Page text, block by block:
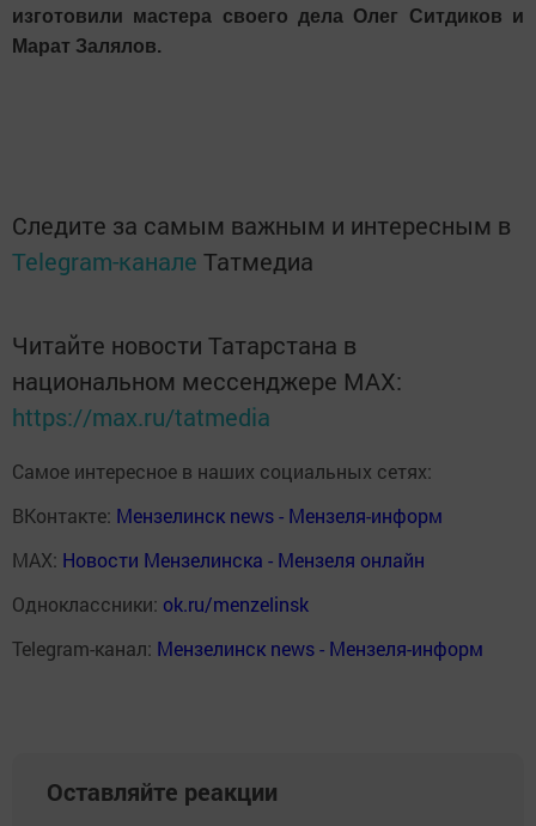
изготовили мастера своего дела Олег Ситдиков и
Марат Залялов.
Следите за самым важным и интересным в
Telegram-канале Татмедиа
Читайте новости Татарстана в
национальном мессенджере MАХ:
https://max.ru/tatmedia
Самое интересное в наших социальных сетях:
ВКонтакте: Мензелинск news - Мензеля-информ
MAX: Новости Мензелинска - Мензеля онлайн
Одноклассники: ok.ru/menzelinsk
Telegram-канал: Мензелинск news - Мензеля-информ
Оставляйте реакции